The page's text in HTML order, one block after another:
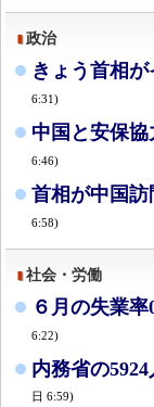
政治
きょう首相
6:31)
中国と安保
6:46)
首相が中国
6:58)
社会・労働
６月の失業
6:22)
内務省の
日 6:59)